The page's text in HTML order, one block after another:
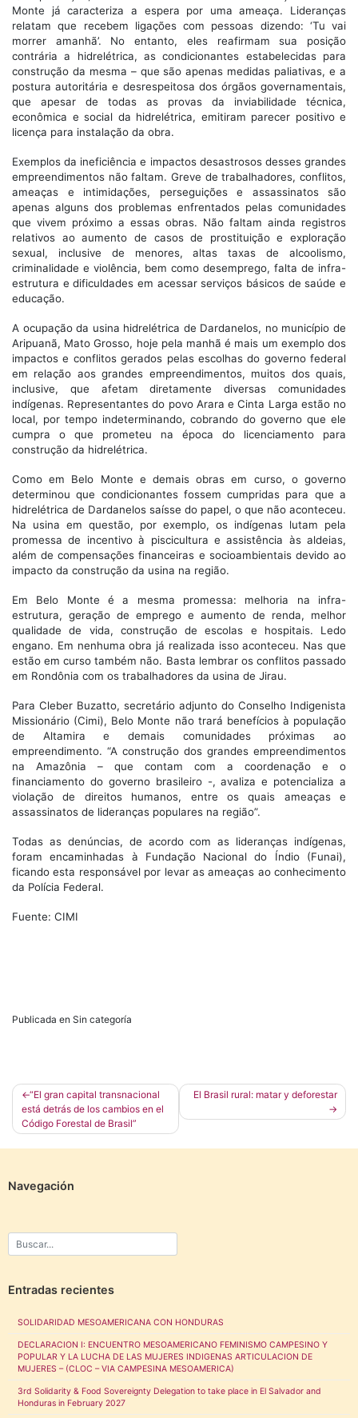
Monte já caracteriza a espera por uma ameaça. Lideranças
relatam que recebem ligações com pessoas dizendo: ‘Tu vai
morrer amanhã’. No entanto, eles reafirmam sua posição
contrária a hidrelétrica, as condicionantes estabelecidas para
construção da mesma – que são apenas medidas paliativas, e a
postura autoritária e desrespeitosa dos órgãos governamentais,
que apesar de todas as provas da inviabilidade técnica,
econômica e social da hidrelétrica, emitiram parecer positivo e
licença para instalação da obra.
Exemplos da ineficiência e impactos desastrosos desses grandes
empreendimentos não faltam. Greve de trabalhadores, conflitos,
ameaças e intimidações, perseguições e assassinatos são
apenas alguns dos problemas enfrentados pelas comunidades
que vivem próximo a essas obras. Não faltam ainda registros
relativos ao aumento de casos de prostituição e exploração
sexual, inclusive de menores, altas taxas de alcoolismo,
criminalidade e violência, bem como desemprego, falta de infra-
estrutura e dificuldades em acessar serviços básicos de saúde e
educação.
A ocupação da usina hidrelétrica de Dardanelos, no município de
Aripuanã, Mato Grosso, hoje pela manhã é mais um exemplo dos
impactos e conflitos gerados pelas escolhas do governo federal
em relação aos grandes empreendimentos, muitos dos quais,
inclusive, que afetam diretamente diversas comunidades
indígenas. Representantes do povo Arara e Cinta Larga estão no
local, por tempo indeterminando, cobrando do governo que ele
cumpra o que prometeu na época do licenciamento para
construção da hidrelétrica.
Como em Belo Monte e demais obras em curso, o governo
determinou que condicionantes fossem cumpridas para que a
hidrelétrica de Dardanelos saísse do papel, o que não aconteceu.
Na usina em questão, por exemplo, os indígenas lutam pela
promessa de incentivo à piscicultura e assistência às aldeias,
além de compensações financeiras e socioambientais devido ao
impacto da construção da usina na região.
Em Belo Monte é a mesma promessa: melhoria na infra-
estrutura, geração de emprego e aumento de renda, melhor
qualidade de vida, construção de escolas e hospitais. Ledo
engano. Em nenhuma obra já realizada isso aconteceu. Nas que
estão em curso também não. Basta lembrar os conflitos passado
em Rondônia com os trabalhadores da usina de Jirau.
Para Cleber Buzatto, secretário adjunto do Conselho Indigenista
Missionário (Cimi), Belo Monte não trará benefícios à população
de Altamira e demais comunidades próximas ao
empreendimento. “A construção dos grandes empreendimentos
na Amazônia – que contam com a coordenação e o
financiamento do governo brasileiro -, avaliza e potencializa a
violação de direitos humanos, entre os quais ameaças e
assassinatos de lideranças populares na região”.
Todas as denúncias, de acordo com as lideranças indígenas,
foram encaminhadas à Fundação Nacional do Índio (Funai),
ficando esta responsável por levar as ameaças ao conhecimento
da Polícia Federal.
Fuente: CIMI
Publicada en Sin categoría
Navegación
de
entradas
“El gran capital transnacional
está detrás de los cambios en el
Código Forestal de Brasil”
El Brasil rural: matar y deforestar
Navegación
Entradas recientes
SOLIDARIDAD MESOAMERICANA CON HONDURAS
DECLARACION I: ENCUENTRO MESOAMERICANO FEMINISMO CAMPESINO Y
POPULAR Y LA LUCHA DE LAS MUJERES INDIGENAS ARTICULACION DE
MUJERES – (CLOC – VIA CAMPESINA MESOAMERICA)
3rd Solidarity & Food Sovereignty Delegation to take place in El Salvador and
Honduras in February 2027